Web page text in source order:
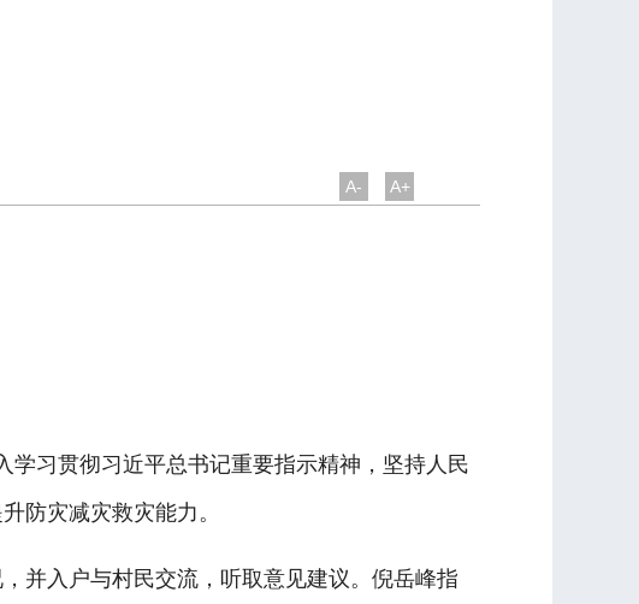
A- A+
习贯彻习近平总书记重要指示精神，坚持人民
防灾减灾救灾能力。
入户与村民交流，听取意见建议。倪岳峰指